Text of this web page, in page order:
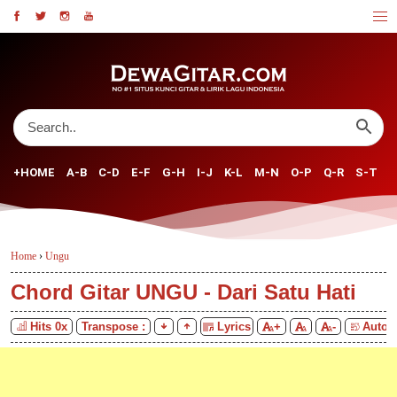
+HOME A-B C-D E-F G-H I-J K-L M-N O-P Q-R S-T
Home › Ungu
Chord Gitar UNGU - Dari Satu Hati
Hits 0x Transpose : Lyrics + - Auto